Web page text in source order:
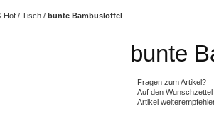
Hof / Tisch / bunte Bambuslöffel
bunte
Fragen zum Artikel?
Auf den Wunschzettel
Artikel